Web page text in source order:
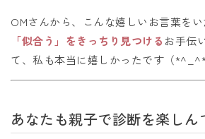
OMさんから、こんな嬉しいお言葉をい
「似合う」をきっちり見つける お手伝
て、私も本当に嬉しかったです（*^_^*
あなたも親子で診断を楽しん